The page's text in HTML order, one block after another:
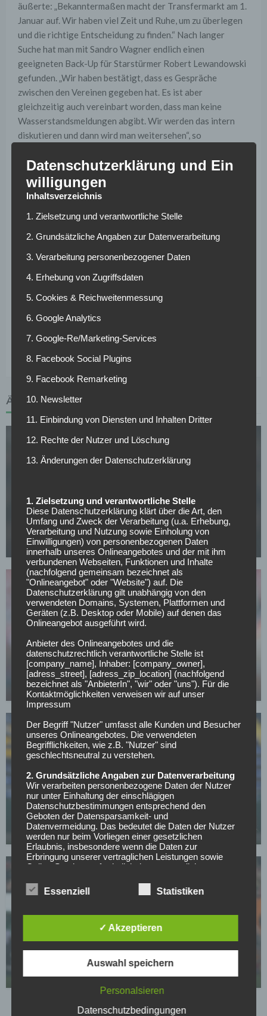
äußerte: „Bekanntermaßen macht der Transfermarkt am 1.
Januar auf. Wir haben viel Zeit und Ruhe, um zu überlegen
und die richtige Entscheidung zu finden.“ Nach langer
Suche hat man mit Sandro Wagner endlich einen
geeigneten Back-Up für Starstürmer Robert Lewandowski
gefunden. „Wir haben bestätigt, dass es Gespräche
zwischen den Vereinen gegeben hat. Es ist aber
gleichzeitig auch vereinbart worden, dass man keine
Wasserstandsmeldungen abgibt. Wir werden das intern
diskutieren und dann wird man weitersehen“, so
Für Diskussionsstoff scheint die Ablösesumme für den
Stürmer zu sorgen. Denn wie der „kicker“ in seiner
Transfersumme von 15 bis 18 Millionen Euro für Sandro
Wagner. Viel Geld, wenn man bedenkt, dass Sandro Wagner
Verletzungsproblemen rumplagen muss. Der Pole fehlte in
seiner gesamten Karriere nie mehr als zwei Spiele am Stück
laufenden Saison in zehn Spielen vier Tore und konnte zwei
weitere Treffer auflegen. Der gebürtige Münchener
spielte bereits in seiter Jugendzeit beim Rekordmeister
und durfte dort auch erstmals Bundesliga-Luft schnuppern.
ÄHNLICHE ARTIKEL
FC BAYERN MÜNCHEN
CL-Sieg und dann weg? PSG-Star im Visier von
europäischen Topklubs
08.05.2026
BUNDESLIGA
Bayern-Legende Lizarazu warnt: Dieses Risiko
sollte Kompany gegen PSG vermeiden
05.05.2026
BUNDESLIGA
Nächster Rückschlag für Bayerns Nachwuchs:
Talent Santos Daiber erleidet Muskelsehnenriss
05.05.2026
Avdullahu bleibt!
04.05.2026
Datenschutzerklärung und Ein
willigungen
Inhaltsverzeichnis
1. Zielsetzung und verantwortliche Stelle
2. Grundsätzliche Angaben zur Datenverarbeitung
3. Verarbeitung personenbezogener Daten
4. Erhebung von Zugriffsdaten
5. Cookies & Reichweitenmessung
6. Google Analytics
7. Google-Re/Marketing-Services
8. Facebook Social Plugins
9. Facebook Remarketing
10. Newsletter
11. Einbindung von Diensten und Inhalten Dritter
12. Rechte der Nutzer und Löschung
13. Änderungen der Datenschutzerklärung
1. Zielsetzung und verantwortliche Stelle
Diese Datenschutzerklärung klärt über die Art, den
Umfang und Zweck der Verarbeitung (u.a. Erhebung,
Verarbeitung und Nutzung sowie Einholung von
Einwilligungen) von personenbezogenen Daten
innerhalb unseres Onlineangebotes und der mit ihm
verbundenen Webseiten, Funktionen und Inhalte
(nachfolgend gemeinsam bezeichnet als
"Onlineangebot" oder "Website") auf. Die
Datenschutzerklärung gilt unabhängig von den
verwendeten Domains, Systemen, Plattformen und
Geräten (z.B. Desktop oder Mobile) auf denen das
Onlineangebot ausgeführt wird.
Anbieter des Onlineangebotes und die
datenschutzrechtlich verantwortliche Stelle ist
[company_name], Inhaber: [company_owner],
[adress_street], [adress_zip_location] (nachfolgend
bezeichnet als "AnbieterIn", "wir" oder "uns"). Für die
Kontaktmöglichkeiten verweisen wir auf unser
Impressum
Der Begriff "Nutzer" umfasst alle Kunden und Besucher
unseres Onlineangebotes. Die verwendeten
Begrifflichkeiten, wie z.B. "Nutzer" sind
geschlechtsneutral zu verstehen.
2. Grundsätzliche Angaben zur Datenverarbeitung
Wir verarbeiten personenbezogene Daten der Nutzer
nur unter Einhaltung der einschlägigen
Datenschutzbestimmungen entsprechend den
Geboten der Datensparsamkeit- und
Datenvermeidung. Das bedeutet die Daten der Nutzer
werden nur beim Vorliegen einer gesetzlichen
Erlaubnis, insbesondere wenn die Daten zur
Erbringung unserer vertraglichen Leistungen sowie
Online-Services erforderlich, bzw. gesetzlich
Einwilligung verarbeitet.
technische Sicherheitsmaßnahmen entsprechend dem
Stand der Technik, um sicher zu stellen, dass die
werden und um damit die durch uns verarbeiteten
Daten gegen zufällige oder vorsätzliche
Manipulationen, Verlust, Zerstörung oder gegen den
Zugriff unberechtigter Personen zu schützen.
Inhalte, Werkzeuge oder sonstige Mittel von anderen
Essenziell Statistiken
✓ Akzeptieren
Auswahl speichern
Personalsieren
Datenschutzbedingungen